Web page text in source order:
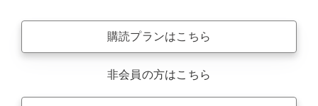
購読プランはこちら
非会員の方はこちら